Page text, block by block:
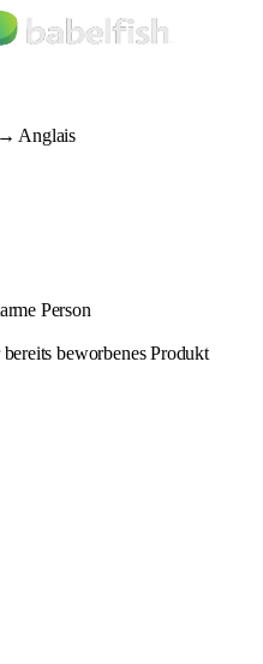
Anglais
Person
beworbenes Produkt